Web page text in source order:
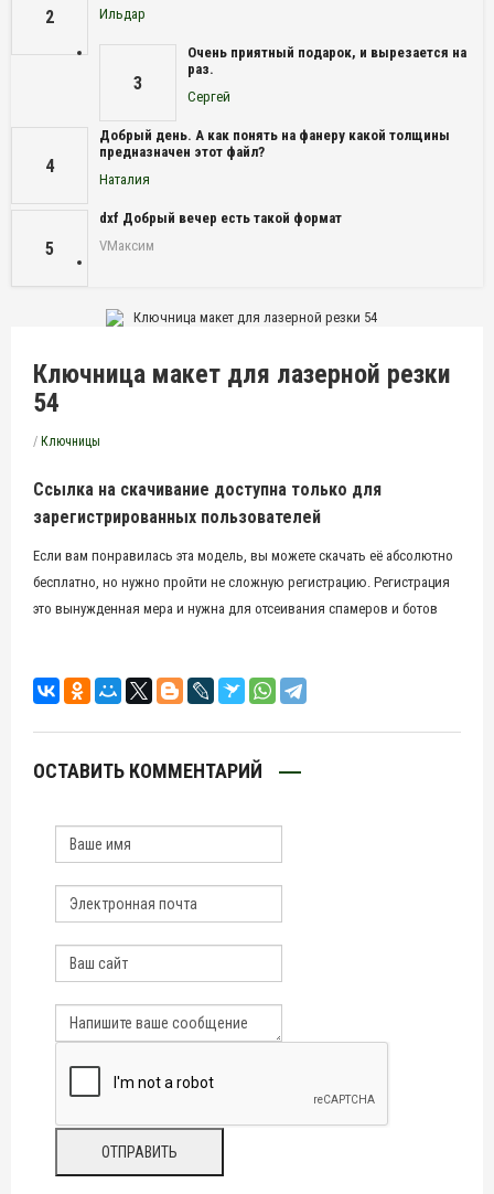
2
Ильдар
3
Очень приятный подарок, и вырезается на
раз.
Сергей
4
Добрый день. А как понять на фанеру какой толщины
предназначен этот файл?
Наталия
5
dxf Добрый вечер есть такой формат
VМаксим
Ключница макет для лазерной резки
54
/ Ключницы
Ссылка на скачивание доступна только для
зарегистрированных пользователей
Если вам понравилась эта модель, вы можете скачать её абсолютно
бесплатно, но нужно пройти не сложную регистрацию. Регистрация
это вынужденная мера и нужна для отсеивания спамеров и ботов
ОСТАВИТЬ КОММЕНТАРИЙ